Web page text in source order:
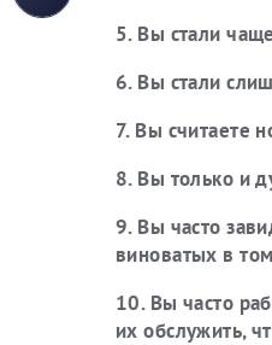
5. Вы стали
6. Вы стали
7. Вы считаете
8. Вы только и
9. Вы часто
виноватых в
10. Вы часто
их обслужить,